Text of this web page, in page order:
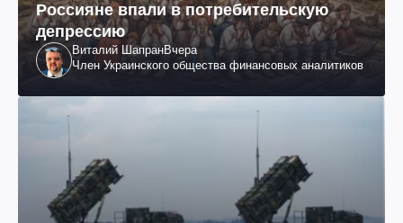
Россияне впали в потребительскую
депрессию
Виталий ШапранВчера
Член Украинского общества финансовых аналитиков